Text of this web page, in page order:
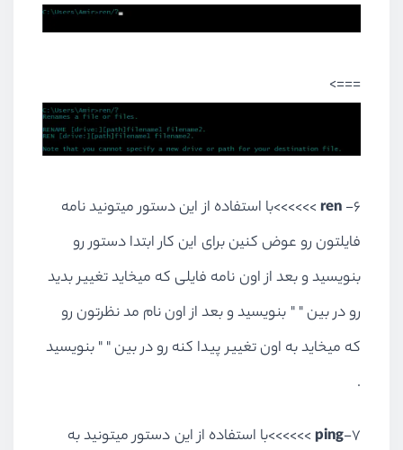
===>
6-
ren>>>>>>با استفاده از این دستور میتونید نامه
فایلتون رو عوض کنین برای این کار ابتدا دستور رو
بنویسید و بعد از اون نامه فایلی که میخاید تغییر بدید
رو در بین " " بنویسید و بعد از اون نام مد نظرتون رو
که میخاید به اون تغییر پیدا کنه رو در بین " " بنویسید
.
7-
ping>>>>>>با استفاده از این دستور میتونید به